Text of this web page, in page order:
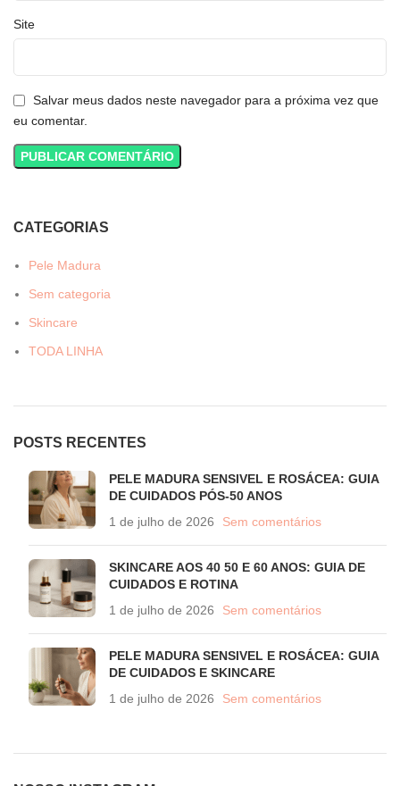
Site
Salvar meus dados neste navegador para a próxima vez que
eu comentar.
CATEGORIAS
Pele Madura
Sem categoria
Skincare
TODA LINHA
POSTS RECENTES
PELE MADURA SENSIVEL E ROSÁCEA: GUIA
DE CUIDADOS PÓS-50 ANOS
1 de julho de 2026
Sem comentários
SKINCARE AOS 40 50 E 60 ANOS: GUIA DE
CUIDADOS E ROTINA
1 de julho de 2026
Sem comentários
PELE MADURA SENSIVEL E ROSÁCEA: GUIA
DE CUIDADOS E SKINCARE
1 de julho de 2026
Sem comentários